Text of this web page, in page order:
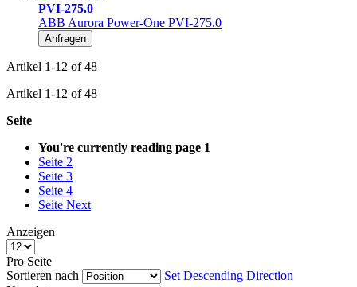
PVI-275.0
ABB Aurora Power-One PVI-275.0
Anfragen
Artikel 1-12 of48
Artikel 1-12 of48
Seite
You're currently reading page 1
Seite 2
Seite 3
Seite 4
Seite Next
Anzeigen
Pro Seite
Sortieren nach
Set Descending Direction